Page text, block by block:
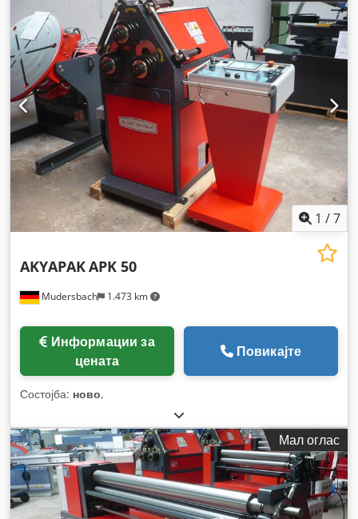
1 /7
Mudersbach 1.473 km
AKYAPAKAPK 50
цената
Повикајте
Состојба: ново,
Мал оглас